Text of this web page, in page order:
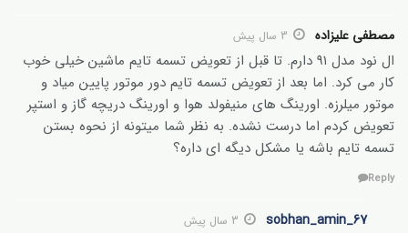
مصطفی علیزاده 3 سال پیش
ال نود مدل ۹۱ دارم. تا قبل از تعویض تسمه تایم ماشین خیلی خوب
کار می کرد. اما بعد از تعویض تسمه تایم دور موتور پایین میاد و
موتور میلرزه. اورینگ های منیفولد هوا و اورینگ دریچه گاز و استپر
تعویض کردم اما درست نشده. به نظر شما میتونه از نحوه بستن
تسمه تایم باشه یا مشکل دیگه ای داره؟
Reply
sobhan_amin_67 3 سال پیش